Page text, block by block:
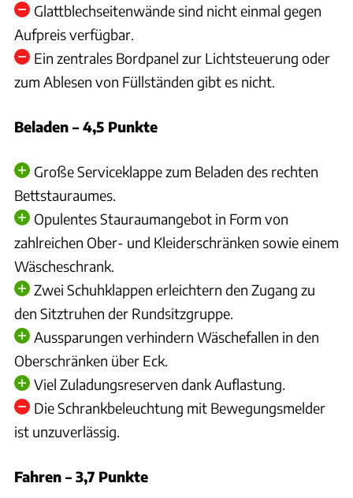
Glattblechseitenwände sind nicht einmal gegen
Aufpreis verfügbar.
Ein zentrales Bordpanel zur Lichtsteuerung oder
zum Ablesen von Füllständen gibt es nicht.
Beladen – 4,5 Punkte
Große Serviceklappe zum Beladen des rechten
Bettstauraumes.
Opulentes Stauraumangebot in Form von
zahlreichen Ober- und Kleiderschränken sowie einem
Wäscheschrank.
Zwei Schuhklappen erleichtern den Zugang zu
den Sitztruhen der Rundsitzgruppe.
Aussparungen verhindern Wäschefallen in den
Oberschränken über Eck.
Viel Zuladungsreserven dank Auflastung.
Die Schrankbeleuchtung mit Bewegungsmelder
ist unzuverlässig.
Fahren – 3,7 Punkte